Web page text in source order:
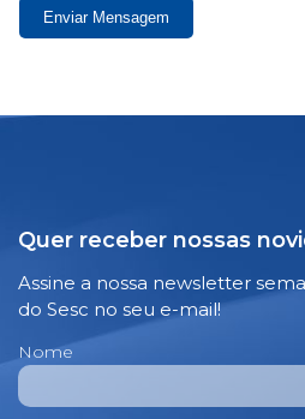
Enviar Mensagem
Quer receber nossas
Assine a nossa newsletter
do Sesc no seu e-mail!
Nome